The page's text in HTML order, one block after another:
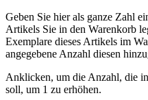
Geben Sie hier als ganze Zahl
Artikels Sie in den Warenkorb
Exemplare dieses Artikels im
angegebene Anzahl diesen
Anklicken, um die Anzahl, die
soll, um 1 zu erhöhen.